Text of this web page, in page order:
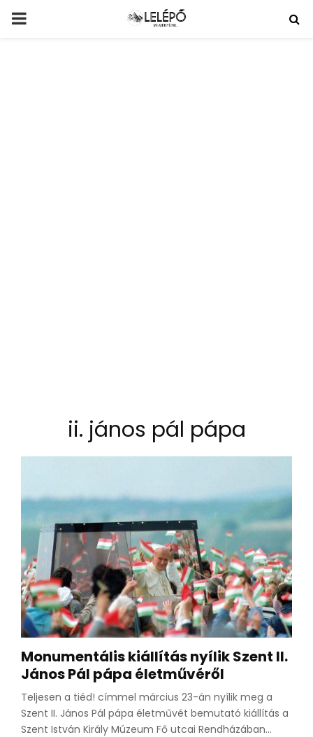
PRIMARY
ii. jános pál pápa
Monumentális kiállítás nyílik Szent II.
János Pál pápa életművéről
Teljesen a tiéd! címmel március 23-án nyílik meg a
Szent II. János Pál pápa életművét bemutató kiállítás a
Szent István Király Múzeum Fő utcai Rendházában...